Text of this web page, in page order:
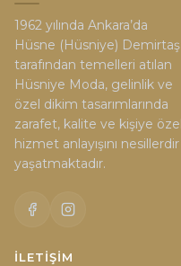
1962 yılında Ankara’da
Hüsne (Hüsniye) Demirtaş
tarafından temelleri atılan
Hüsniye Moda, gelinlik ve
özel dikim tasarımlarında
zarafet, kalite ve kişiye özel
hizmet anlayışını nesillerdir
yaşatmaktadır.
İLETIŞIM